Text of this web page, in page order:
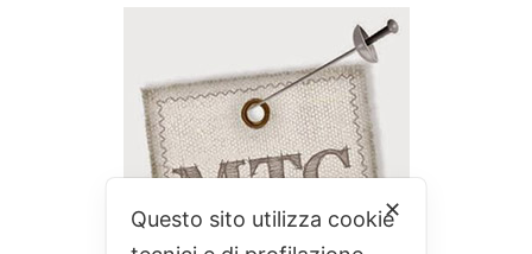
✕
Questo sito utilizza cookie